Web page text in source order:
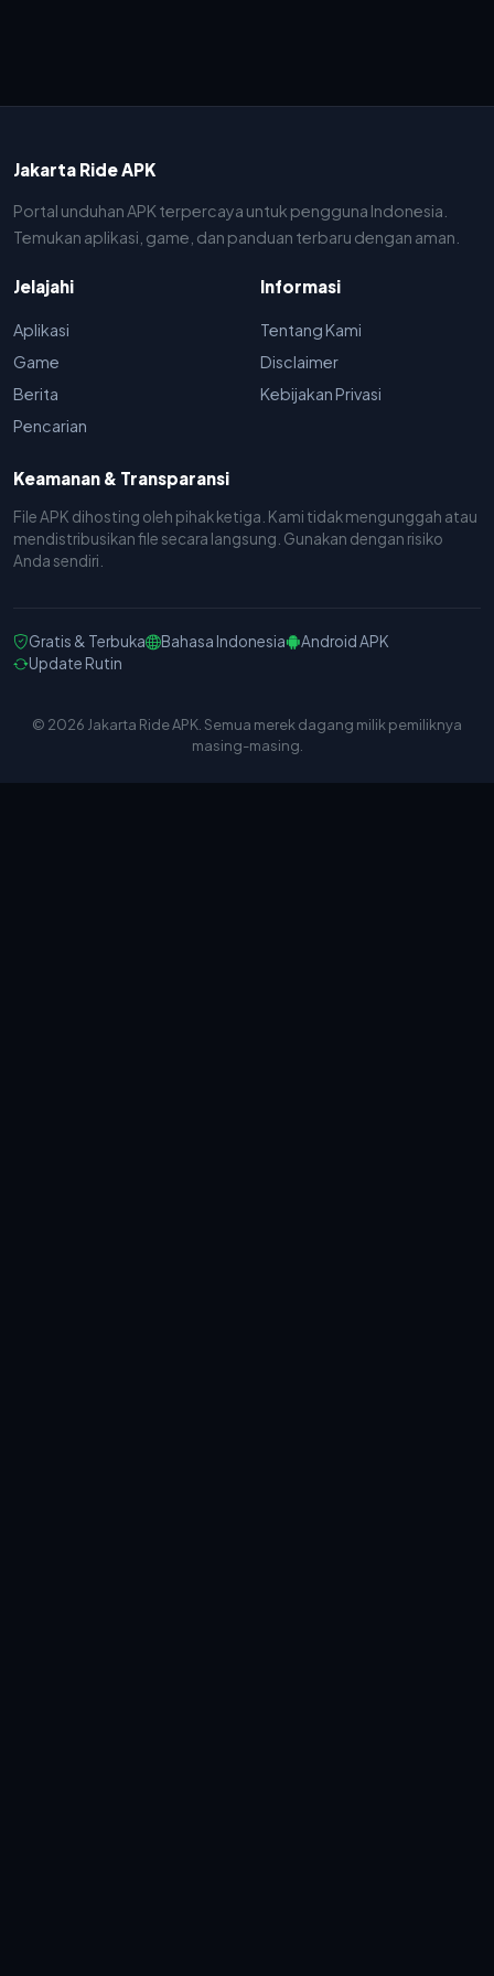
Jakarta Ride APK
Portal unduhan APK terpercaya untuk pengguna Indonesia.
Temukan aplikasi, game, dan panduan terbaru dengan aman.
Jelajahi
Aplikasi
Game
Berita
Pencarian
Informasi
Tentang Kami
Disclaimer
Kebijakan Privasi
Keamanan & Transparansi
File APK dihosting oleh pihak ketiga. Kami tidak mengunggah atau
mendistribusikan file secara langsung. Gunakan dengan risiko
Anda sendiri.
Gratis & Terbuka Bahasa Indonesia
Android APK
Update Rutin
© 2026 Jakarta Ride APK. Semua merek dagang milik pemiliknya
masing-masing.